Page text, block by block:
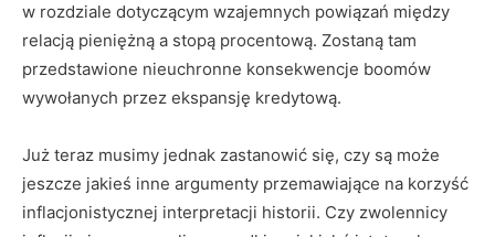
w rozdziale dotyczącym wzajemnych powiązań między
relacją pieniężną a stopą procentową. Zostaną tam
przedstawione nieuchronne konsekwencje boomów
wywołanych przez ekspansję kredytową.
Już teraz musimy jednak zastanowić się, czy są może
jeszcze jakieś inne argumenty przemawiające na korzyść
inflacjonistycznej interpretacji historii. Czy zwolennicy